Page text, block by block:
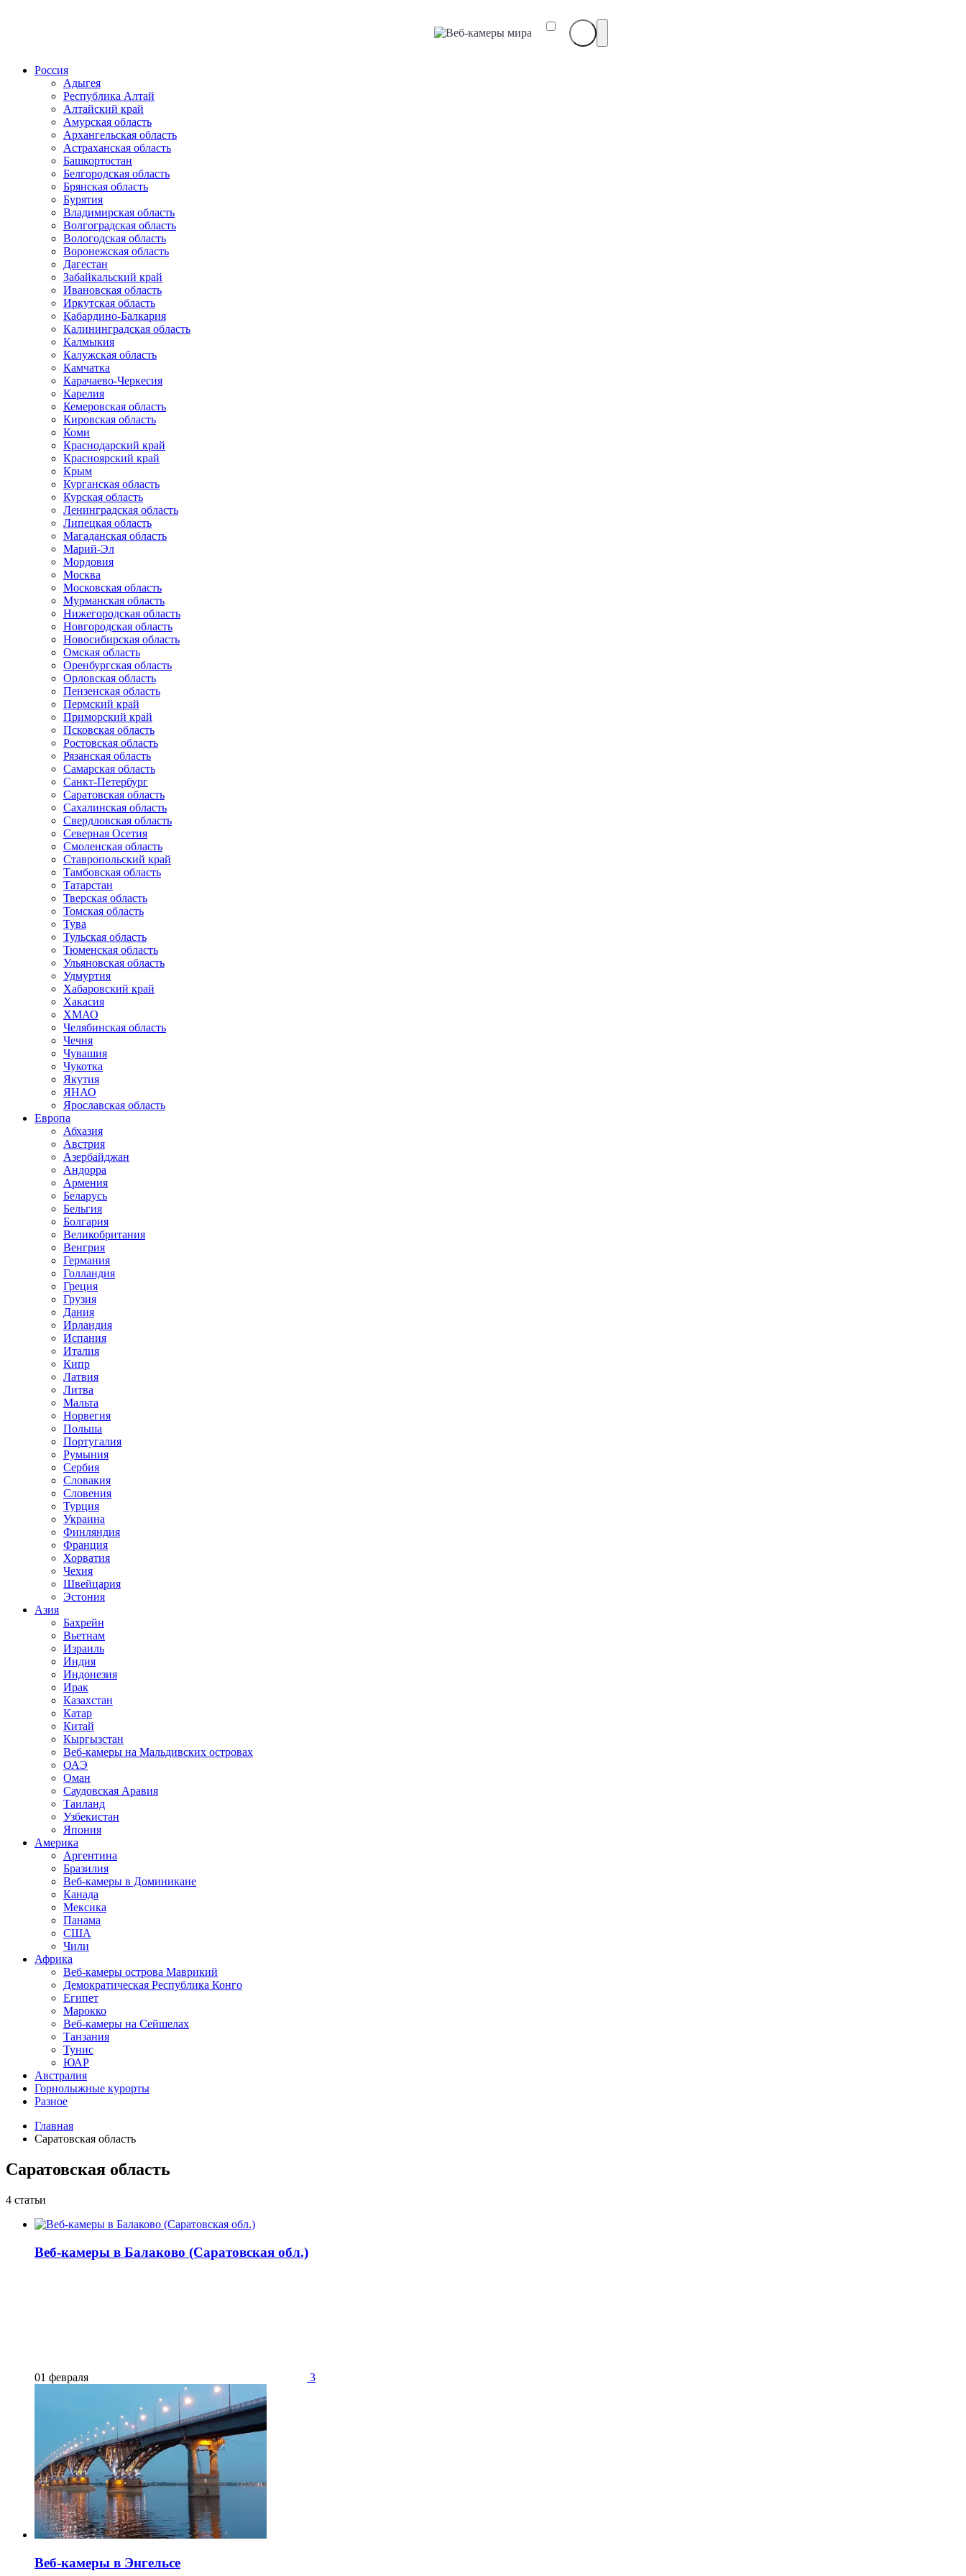
Веб-
Россия
Адыгея
Республика Алтай
Алтайский край
Амурская область
Архангельская область
Астраханская область
Башкортостан
Белгородская область
Брянская область
Бурятия
Владимирская область
Волгоградская область
Вологодская область
Воронежская область
Дагестан
Забайкальский край
Ивановская область
Иркутская область
Кабардино-Балкария
Калининградская область
Калмыкия
Калужская область
Камчатка
Карачаево-Черкесия
Карелия
Кемеровская область
Кировская область
Коми
Краснодарский край
Красноярский край
Крым
Курганская область
Курская область
Ленинградская область
Липецкая область
Магаданская область
Марий-Эл
Мордовия
Москва
Московская область
Мурманская область
Нижегородская область
Новгородская область
Новосибирская область
Омская область
Оренбургская область
Орловская область
Пензенская область
Пермский край
Приморский край
Псковская область
Ростовская область
Рязанская область
Самарская область
Санкт-Петербург
Саратовская область
Сахалинская область
Свердловская область
Северная Осетия
Смоленская область
Ставропольский край
Тамбовская область
Татарстан
Тверская область
Томская область
Тува
Тульская область
Тюменская область
Ульяновская область
Удмуртия
Хабаровский край
Хакасия
ХМАО
Челябинская область
Чечня
Чувашия
Чукотка
Якутия
ЯНАО
Ярославская область
Европа
Абхазия
Австрия
Азербайджан
Андорра
Армения
Беларусь
Бельгия
Болгария
Великобритания
Венгрия
Германия
Голландия
Греция
Грузия
Дания
Ирландия
Испания
Италия
Кипр
Латвия
Литва
Мальта
Норвегия
Польша
Португалия
Румыния
Сербия
Словакия
Словения
Турция
Украина
Финляндия
Франция
Хорватия
Чехия
Швейцария
Эстония
Азия
Бахрейн
Вьетнам
Израиль
Индия
Индонезия
Ирак
Казахстан
Катар
Китай
Кыргызстан
Веб-камеры на Мальдивских островах
ОАЭ
Оман
Саудовская Аравия
Таиланд
Узбекистан
Япония
Америка
Аргентина
Бразилия
Веб-камеры в Доминикане
Канада
Мексика
Панама
США
Чили
Африка
Веб-камеры острова Маврикий
Демократическая Республика Конго
Египет
Марокко
Веб-камеры на Сейшелах
Танзания
Тунис
ЮАР
Австралия
Горнолыжные курорты
Разное
Главная
Саратовская область
Саратовская область
4 статьи
Веб-камеры в Балаково (Саратовская обл.)
01 февраля 3
Веб-камеры в Энгельсе